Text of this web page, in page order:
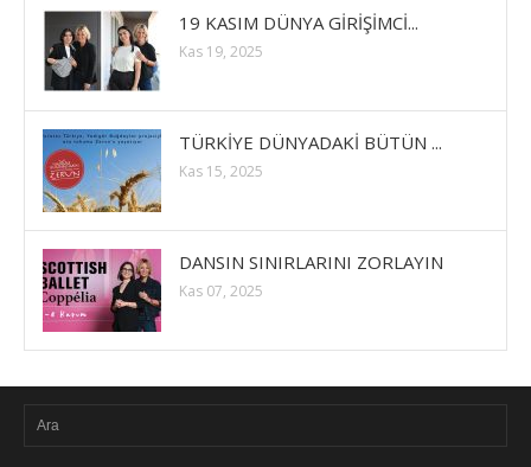
19 KASIM DÜNYA GİRİŞİMCİ...
Kas 19, 2025
TÜRKİYE DÜNYADAKİ BÜTÜN ...
Kas 15, 2025
DANSIN SINIRLARINI ZORLAYIN
Kas 07, 2025